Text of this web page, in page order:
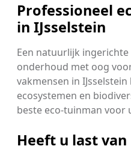
Professioneel
in IJsselstein
Een natuurlijk
onderhoud met oog
vakmensen in
ecosystemen en
beste eco-tuinman voor
Heeft u last